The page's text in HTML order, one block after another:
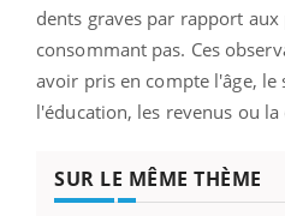
dents graves par rapport aux
consommant pas. Ces
avoir pris en compte l'âge,
l'éducation, les revenus ou
SUR LE MÊME THÈME